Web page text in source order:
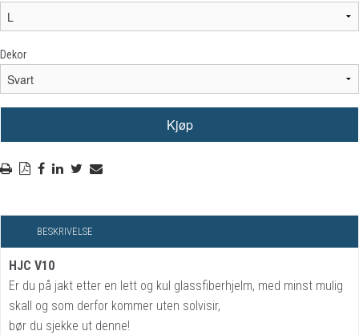
Dekor
BESKRIVELSE
HJC V10
Er du på jakt etter en lett og kul glassfiberhjelm, med minst mulig
skall og som derfor kommer uten solvisir,
bør du sjekke ut denne!